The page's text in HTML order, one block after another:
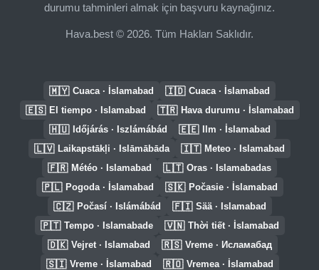
durumu tahminleri almak için başvuru kaynağınız.
Hava.best © 2026. Tüm Hakları Saklıdır.
🇲🇾 Cuaca · İslamabad 🇮🇩 Cuaca · İslamabad
🇪🇸 El tiempo · Islamabad 🇹🇷 Hava durumu · İslamabad
🇭🇺 Időjárás · Iszlámábád 🇪🇪 Ilm · İslamabad
🇱🇻 Laikapstākļi · Islāmābāda 🇮🇹 Meteo · Islamabad
🇫🇷 Météo · Islamabad 🇱🇹 Oras · Islamabadas
🇵🇱 Pogoda · İslamabad 🇸🇰 Počasie · İslamabad
🇨🇿 Počasí · Islámábád 🇫🇮 Sää · Islamabad
🇵🇹 Tempo · Islamabade 🇻🇳 Thời tiết · İslamabad
🇩🇰 Vejret · Islamabad 🇷🇸 Vreme · Исламабад
🇸🇮 Vreme · İslamabad 🇷🇴 Vremea · İslamabad